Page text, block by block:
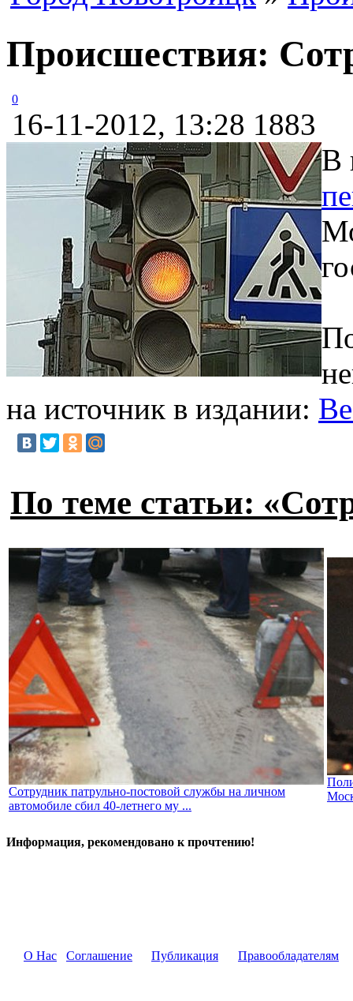
Происшествия:
0
16-11-2012, 13:28 1883
В
на источник в издании:
По теме статьи:
Сотрудник патрульно-постовой службы на личном
автомобиле сбил 40-летнего му ...
Информация, рекомендовано к прочтению!
О Нас Соглашение Публикация Правообладателям